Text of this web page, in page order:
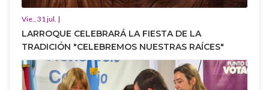
Vie., 31 jul. |
LARROQUE CELEBRARÁ LA FIESTA DE LA
TRADICIÓN "CELEBREMOS NUESTRAS RAÍCES"